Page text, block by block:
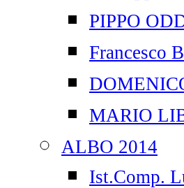
PIPPO
Francesco
MARIO
ALBO 2014
Ist.Comp.